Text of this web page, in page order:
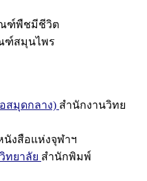
ฑ์พืชมีชีวิต
สมุนไพร
สมุดกลาง) สำนักงานวิทย
นังสือแห่งจุฬาฯ
ทยาลัย สำนักพิมพ์